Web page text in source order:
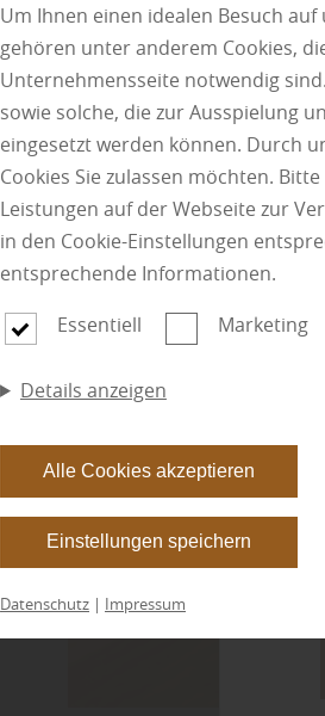
Um Ihnen einen idealen Besuch
gehören unter anderem Cookies,
Unternehmensseite notwendig
sowie solche, die zur Ausspielung
eingesetzt werden können. Durch
Cookies Sie zulassen möchten.
Leistungen auf der Webseite zur
in den Cookie-Einstellungen
entsprechende Informationen.
Essentiell
Marketing
Details anzeigen
Alle Cookies akzeptieren
Einstellungen speichern
Datenschutz | Impressum